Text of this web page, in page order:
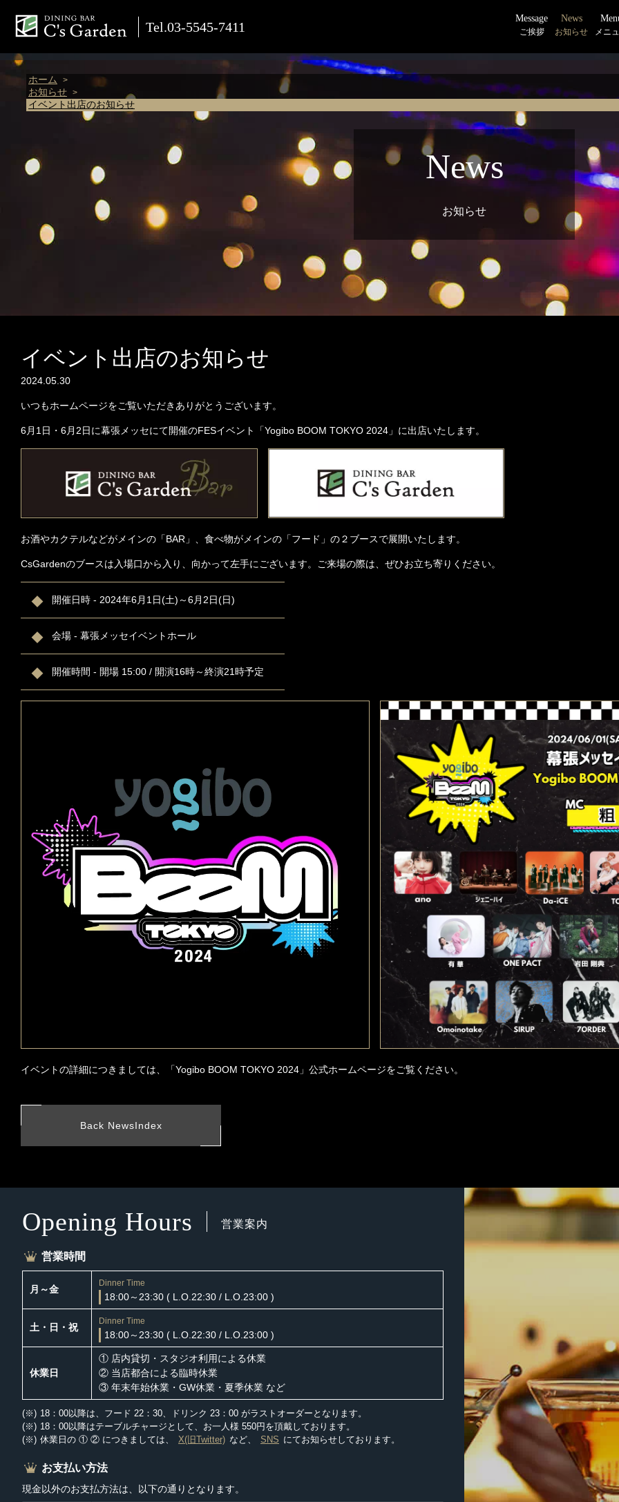
Tel.03-5545-7411
Message
ご挨拶
News
お知らせ メニ
ホーム
お知らせ
イベント出店のお知らせ
News
お知らせ
イベント出店のお知らせ
2024.05.30
いつもホームページをご覧いただきありがとうございます。
6月1日・6月2日に幕張メッセにて開催のFESイベント「Yogibo BOOM TOKYO 2024」に出店いたします。
お酒やカクテルなどがメインの「BAR」、食べ物がメインの「フード」の２ブースで展開いたします。
CsGardenのブースは入場口から入り、向かって左手にございます。ご来場の際は、ぜひお立ち寄りください。
開催日時 - 2024年6月1日(土)～6月2日(日)
会場 - 幕張メッセイベントホール
開催時間 - 開場 15:00 / 開演16時～終演21時予定
イベントの詳細につきましては、 「Yogibo BOOM TOKYO 2024」 公式ホームページをご覧ください。
Back NewsIndex
Opening Hours 営業案内
営業時間
月～金
Dinner Time
18:00～23:30 ( L.O.22:30 / L.O.23:00 )
土・日・祝
Dinner Time
18:00～23:30 ( L.O.22:30 / L.O.23:00 )
休業日
① 店内貸切・スタジオ利用による休業
② 当店都合による臨時休業
③ 年末年始休業・GW休業・夏季休業 など
18：00以降は、フード 22：30、ドリンク 23：00 がラストオーダーとなります。
18：00以降はテーブルチャージとして、お一人様 550円を頂戴しております。
休業日の ① ② につきましては、
X(旧Twitter) など、 SNS にてお知らせしております。
お支払い方法
現金以外のお支払方法は、以下の通りとなります。